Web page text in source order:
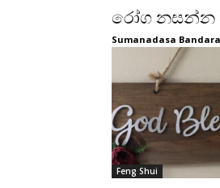
රෝග නසන්න
Sumanadasa Bandara
Feng Shui